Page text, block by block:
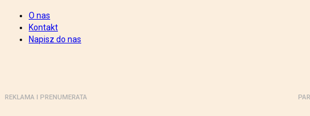
O nas
Kontakt
Napisz do nas
REKLAMA I PRENUMERATA